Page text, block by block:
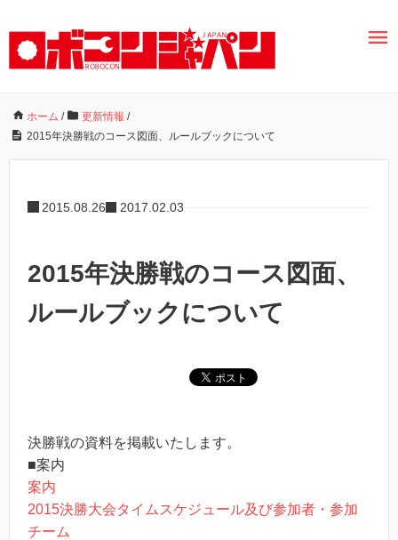
ホーム / 更新情報 /
2015年決勝戦のコース図面、ルールブックについて
2015.08.26 2017.02.03
2015年決勝戦のコース図面、
ルールブックについて
決勝戦の資料を掲載いたします。
■案内
案内
2015決勝大会タイムスケジュール及び参加者・参加
チーム